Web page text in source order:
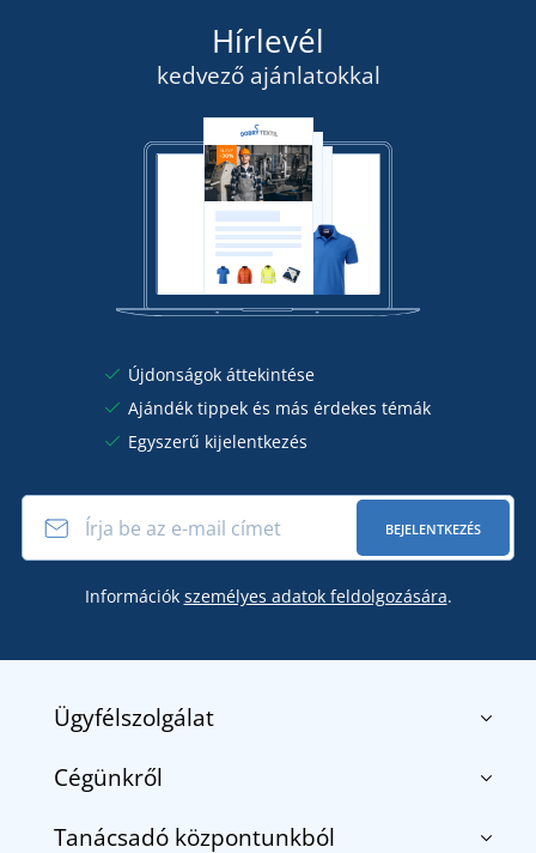
Hírlevél
kedvező ajánlatokkal
Újdonságok áttekintése
Ajándék tippek és más érdekes témák
Egyszerű kijelentkezés
BEJELENTKEZÉS
Információk személyes adatok feldolgozására.
Ügyfélszolgálat
Kapcsolat
Cégünkről
Rólunk
Tanácsadó központunkból